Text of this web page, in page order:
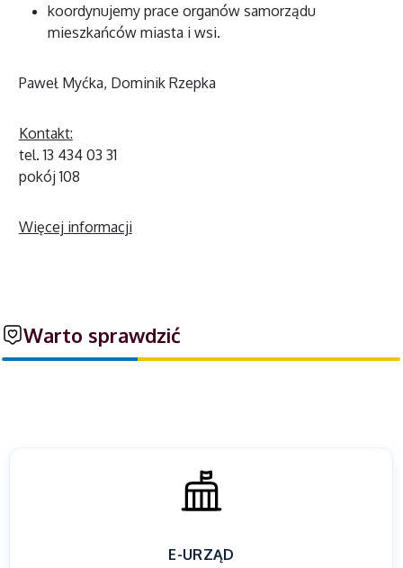
koordynujemy prace organów samorządu
mieszkańców miasta i wsi.
Paweł Myćka, Dominik Rzepka
Kontakt:
tel. 13 434 03 31
pokój 108
Więcej informacji
Warto sprawdzić
E-URZĄD